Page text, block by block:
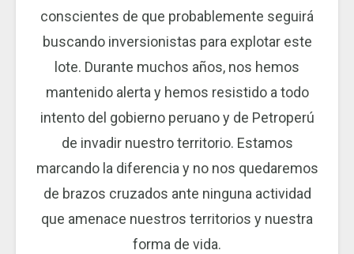
conscientes de que probablemente seguirá
buscando inversionistas para explotar este
lote. Durante muchos años, nos hemos
mantenido alerta y hemos resistido a todo
intento del gobierno peruano y de Petroperú
de invadir nuestro territorio. Estamos
marcando la diferencia y no nos quedaremos
de brazos cruzados ante ninguna actividad
que amenace nuestros territorios y nuestra
forma de vida.